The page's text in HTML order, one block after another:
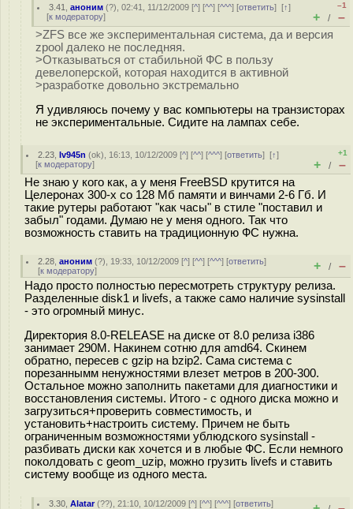
3.41 ,аноним (?), 02:41, 11/12/2009 [^] [^^] [^^^] [ответить][↑]
[к модератору]
–1
+ / –
>ZFS все же экспериментальная система, да и версия
zpool далеко не последняя.
>Отказываться от стабильной ФС в пользу
девелоперской, которая находится в активной
>разработке довольно экстремально
Я удивляюсь почему у вас компьютеры на транзисторах
не экспериментальные. Сидите на лампах себе.
2.23 ,Iv945n (ok), 16:13, 10/12/2009 [^] [^^] [^^^] [ответить][↑]
[к модератору]
+1
+ / –
Не знаю у кого как, а у меня FreeBSD крутится на
Целеронах 300-х со 128 Мб памяти и винчами 2-6 Гб. И
такие рутеры работают "как часы" в стиле "поставил и
забыл" годами. Думаю не у меня одного. Так что
возможность ставить на традиционную ФС нужна.
2.28 ,аноним (?), 19:33, 10/12/2009 [^] [^^] [^^^] [ответить]
[к модератору] + / –
Надо просто полностью пересмотреть структуру релиза.
Разделенные disk1 и livefs, а также само наличие sysinstall
- это огромный минус.
Директория 8.0-RELEASE на диске от 8.0 релиза i386
занимает 290M. Накинем сотню для amd64. Скинем
обратно, пересев с gzip на bzip2. Сама система с
порезаннымм ненужностями влезет метров в 200-300.
Остальное можно заполнить пакетами для диагностики и
восстановления системы. Итого - с одного диска можно и
загрузиться+проверить совместимость, и
установить+настроить систему. Причем не быть
ограниченным возможностями yблюдского sysinstall -
разбивать диски как хочется и в любые ФС. Если немного
поколдовать с geom_uzip, можно грузить livefs и ставить
систему вообще из одного места.
3.30 ,Alatar(??), 21:10, 10/12/2009 [^] [^^] [^^^] [ответить]